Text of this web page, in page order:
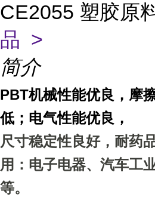
CE2055 塑胶原
品 >
简介
PBT机械性能优良，摩
低；电气性能优良，
尺寸稳定性良好，耐药
用：电子电器、汽车工
等。